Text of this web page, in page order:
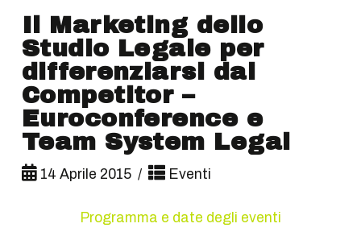
Il Marketing dello
Studio Legale per
differenziarsi dai
Competitor –
Euroconference e
Team System Legal
14 Aprile 2015 Eventi
Programma e date degli eventi